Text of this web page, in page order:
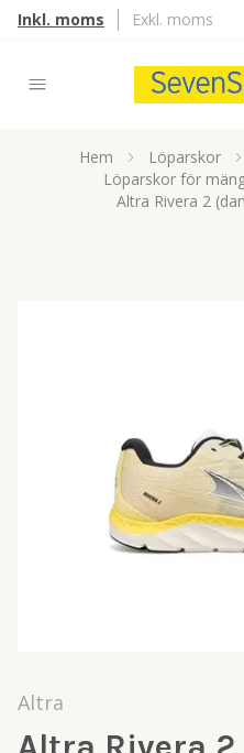
Inkl. moms Exkl. moms
Hem Löparskor
Löparskor för
Altra Rivera 2
Altra